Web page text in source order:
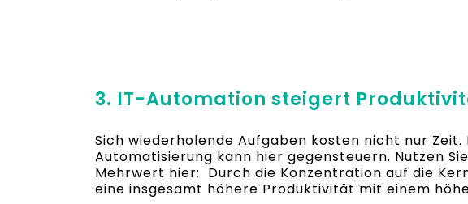
3. IT-Automation steigert
Sich wiederholende Aufgaben kosten nicht nur
Automatisierung kann hier gegensteuern. Nutzen
Mehrwert hier: Durch die Konzentration auf die
eine insgesamt höhere Produktivität mit einem